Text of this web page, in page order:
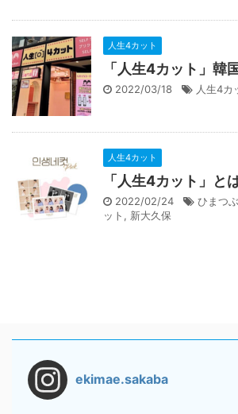
人生4カット
「人生4カット」韓
2022/03/18 人生4カ
人生4カット
「人生4カット」と
2022/02/24 ひまつ
ット , 新大久保
ekimae.sakaba